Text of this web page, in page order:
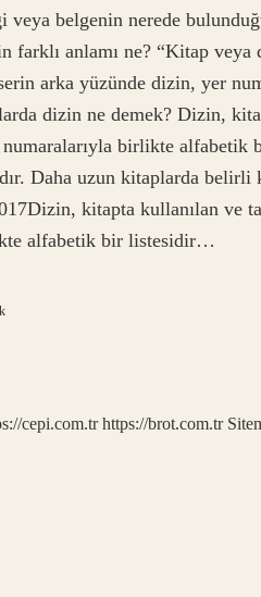
belgenin nerede
anlamı ne? “Kitap veya
arka yüzünde dizin, yer
dizin ne demek? Dizin,
birlikte
Daha uzun kitaplarda
kitapta kullanılan ve
alfabetik bir listesidir…
cepi.com.tr https://brot.com.tr